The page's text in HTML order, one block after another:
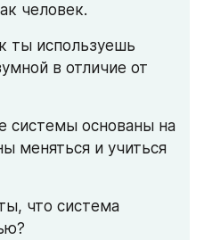
человек.
ты используешь
в отличие от
системы основаны на
меняться и учиться
что система